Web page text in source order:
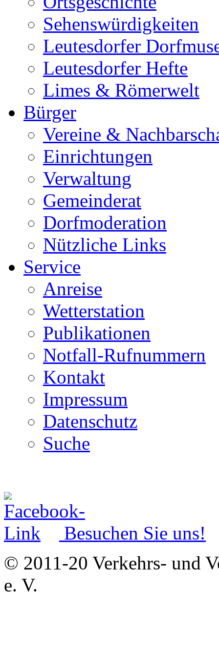
Sehenswürdigkeiten
Leutesdorfer
Leutesdorfer Hefte
Limes & Römerwelt
Bürger
Vereine &
Einrichtungen
Verwaltung
Gemeinderat
Dorfmoderation
Nützliche Links
Service
Anreise
Wetterstation
Publikationen
Notfall-Rufnummern
Kontakt
Impressum
Datenschutz
Suche
Besuchen Sie uns!
© 2011-20 Verkehrs- und
e. V.